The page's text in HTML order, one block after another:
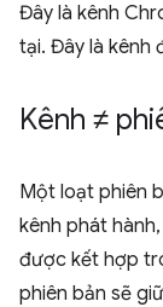
Đây là kênh
tại. Đây là kênh
Kênh ≠
Một loạt phiên
kênh phát
được kết hợp
phiên bản sẽ